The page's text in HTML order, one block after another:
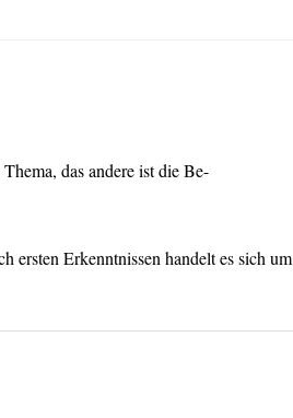
das andere ist die Be-
ersten Erkenntnissen handelt es sich um